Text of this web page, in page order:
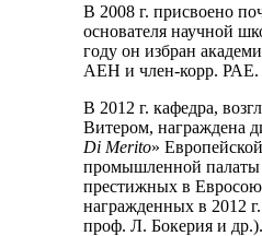
В 2008 г. присвоено
основателя научной
году он избран
АЕН и член-корр. РАЕ.
В 2012 г. кафедра,
Витером, награждена
Di Merito»
промышленной палаты
престижных в
награжденных в 2012
проф. Л. Бокерия и др.).